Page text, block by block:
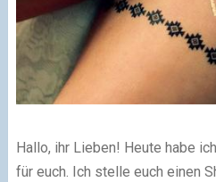
Hallo, ihr Lieben! Heute habe
für euch. Ich stelle euch einen